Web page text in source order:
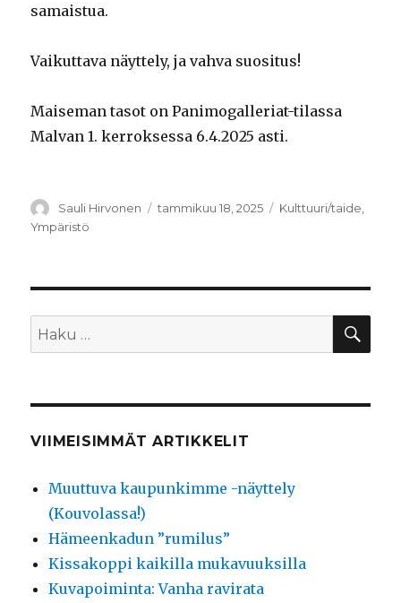
samaistua.
Vaikuttava näyttely, ja vahva suositus!
Maiseman tasot on Panimogalleriat-tilassa
Malvan 1. kerroksessa 6.4.2025 asti.
Kirjoittaja
Sauli Hirvonen Julkaistu
tammikuu 18, 2025 Kategoriat
Kulttuuri/taide
Ympäristö
Etsi:
VIIMEISIMMÄT ARTIKKELIT
Muuttuva kaupunkimme -näyttely
(Kouvolassa!)
Hämeenkadun ”rumilus”
Kissakoppi kaikilla mukavuuksilla
Kuvapoiminta: Vanha ravirata